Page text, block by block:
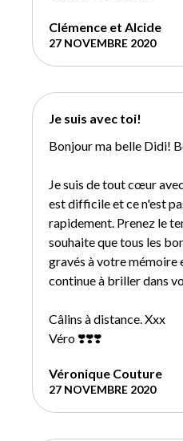
Clémence et Alcide
27 NOVEMBRE 2020
Je suis avec toi!
Bonjour ma belle Didi!
Je suis de tout cœur
est difficile et ce n'est
rapidement. Prenez le
souhaite que tous les
gravés à votre mémoire
continue à briller dans
Câlins à distance. Xxx
Véro ❣️❣️❣️
Véronique Couture
27 NOVEMBRE 2020